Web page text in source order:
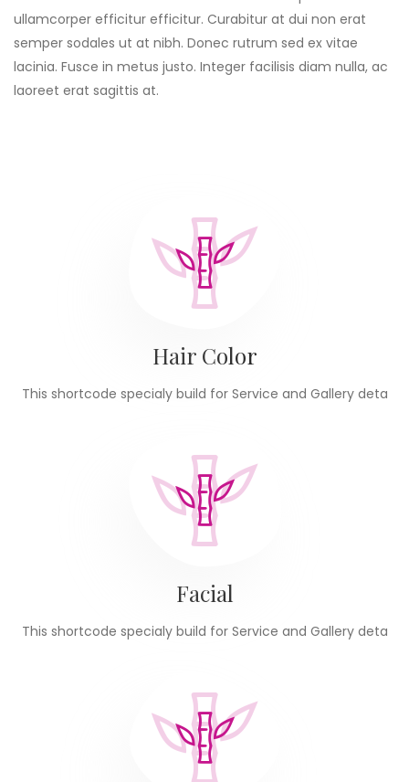
ullamcorper efficitur efficitur. Curabitur at dui non erat
semper sodales ut at nibh. Donec rutrum sed ex vitae
lacinia. Fusce in metus justo. Integer facilisis diam nulla, ac
laoreet erat sagittis at.
Hair Color
This shortcode specialy build for Service and Gallery deta
Facial
This shortcode specialy build for Service and Gallery deta